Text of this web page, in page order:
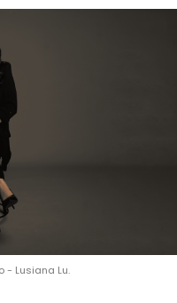
- Lusiana Lu.